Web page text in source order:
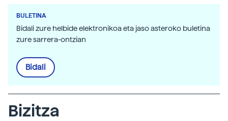
BULETINA
Bidali zure helbide elektronikoa eta jaso asteroko buletina
zure sarrera-ontzian
Bidali
Bizitza